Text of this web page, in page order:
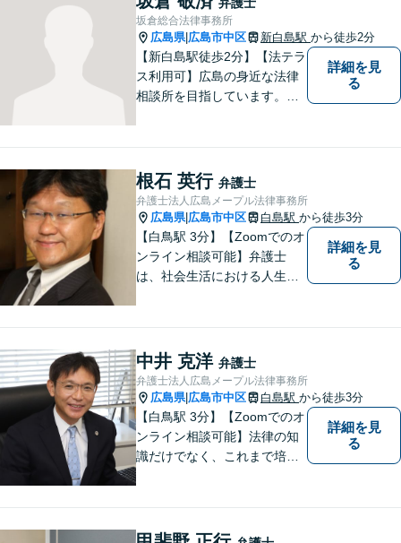
坂倉総合法律事務所
広島県| 広島市中区 新白島駅 から徒歩2分
【新白島駅徒歩2分】【法テラ
ス利用可】広島の身近な法律
相談所を目指しています。依
ルにお悩みの方はご相談くだ
さい。
詳細を見
る
根石 英行 弁護士
弁護士法人広島メープル法律事務所
広島県| 広島市中区 白島駅 から徒歩3分
【白鳥駅 3分】【Zoomでのオ
ンライン相談可能】弁護士
は、社会生活における人生の
整えておりますので、困った
とき、迷ったときはお気軽に
ご相談ください。
詳細を見
る
中井 克洋 弁護士
弁護士法人広島メープル法律事務所
広島県| 広島市中区 白島駅 から徒歩3分
【白鳥駅 3分】【Zoomでのオ
ンライン相談可能】法律の知
識だけでなく、これまで培っ
ってまいります。 ぜひご相談
詳細を見
る